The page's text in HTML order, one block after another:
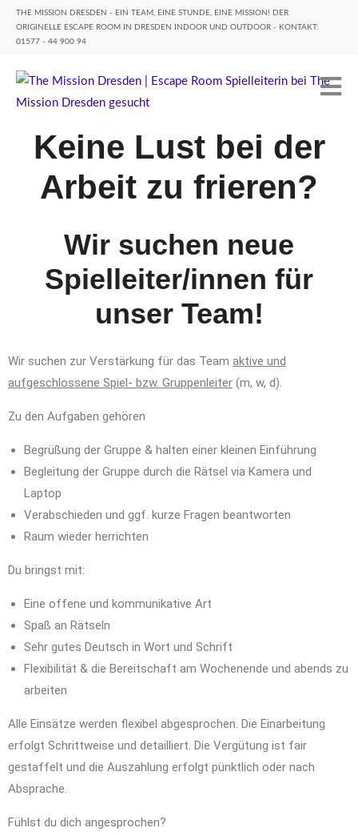
THE MISSION DRESDEN - EIN TEAM, EINE STUNDE, EINE MISSION! DER
ORIGINELLE ESCAPE ROOM IN DRESDEN INDOOR UND OUTDOOR - KONTAKT:
01577 - 44 900 94
Keine Lust bei der
Arbeit zu frieren?
Wir suchen neue
Spielleiter/innen für
unser Team!
Wir suchen zur Verstärkung für das Team aktive und
aufgeschlossene Spiel- bzw. Gruppenleiter (m, w, d).
Zu den Aufgaben gehören
Begrüßung der Gruppe & halten einer kleinen Einführung
Begleitung der Gruppe durch die Rätsel via Kamera und
Laptop
Verabschieden und ggf. kurze Fragen beantworten
Raum wieder herrichten
Du bringst mit:
Eine offene und kommunikative Art
Spaß an Rätseln
Sehr gutes Deutsch in Wort und Schrift
Flexibilität & die Bereitschaft am Wochenende und abends zu
arbeiten
Alle Einsätze werden flexibel abgesprochen. Die Einarbeitung
erfolgt Schrittweise und detailliert. Die Vergütung ist fair
gestaffelt und die Auszahlung erfolgt pünktlich oder nach
Absprache.
Fühlst du dich angesprochen?